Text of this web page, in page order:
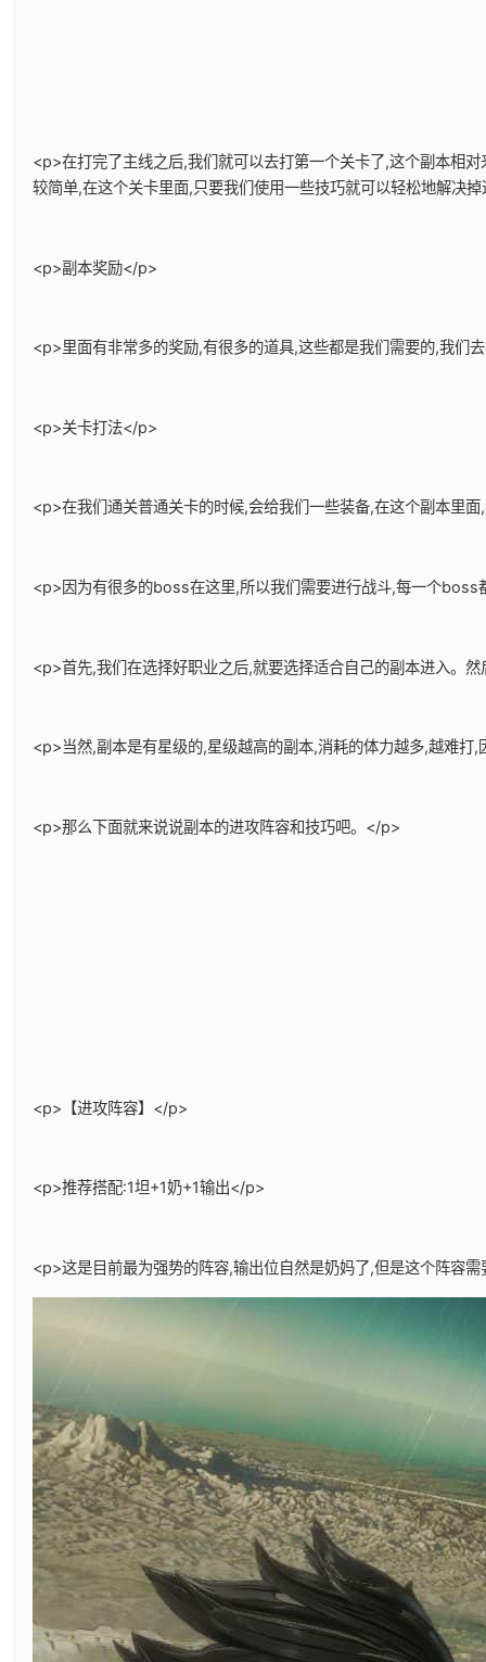
<p>在打完了主线之后,我们就可以去打第一个关卡了,这个副本相
较简单,在这个关卡里面,只要我们使用一些技巧就可以轻松地解决
<p>副本奖励</p>
<p>里面有非常多的奖励,有很多的道具,这些都是我们需要的,我们
<p>关卡打法</p>
<p>在我们通关普通关卡的时候,会给我们一些装备,在这个副本里
<p>因为有很多的boss在这里,所以我们需要进行战斗,每一个
<p>首先,我们在选择好职业之后,就要选择适合自己的副本进入。
<p>当然,副本是有星级的,星级越高的副本,消耗的体力越多,越难
<p>那么下面就来说说副本的进攻阵容和技巧吧。</p>
<p>【进攻阵容】</p>
<p>推荐搭配:1坦+1奶+1输出</p>
<p>这是目前最为强势的阵容,输出位自然是奶妈了,但是这个阵容